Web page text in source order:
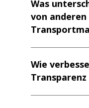
von anderen